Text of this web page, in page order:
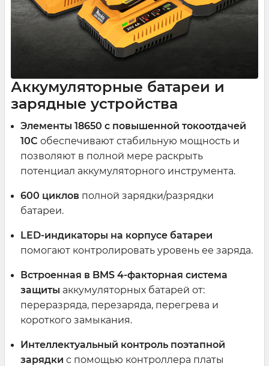
Аккумуляторные батареи и
зарядные устройства
Элементы 18650 с повышенной токоотдачей
10C обеспечивают стабильную мощность и
позволяют в полной мере раскрыть
потенциал аккумуляторного инструмента.
600 циклов полной зарядки/разрядки
батареи.
LED-индикаторы на корпусе батареи
помогают контролировать уровень ее заряда.
Встроенная в BMS 4-факторная система
защиты аккумуляторных батарей от:
переразряда, перезаряда, перегрева и
короткого замыкания.
Интеллектуальный контроль поэтапной
зарядки с помощью контроллера платы